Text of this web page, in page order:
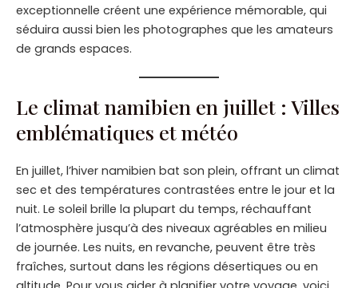
exceptionnelle créent une expérience mémorable, qui
séduira aussi bien les photographes que les amateurs
de grands espaces.
Le climat namibien en juillet : Villes
emblématiques et météo
En juillet, l’hiver namibien bat son plein, offrant un climat
sec et des températures contrastées entre le jour et la
nuit. Le soleil brille la plupart du temps, réchauffant
l’atmosphère jusqu’à des niveaux agréables en milieu
de journée. Les nuits, en revanche, peuvent être très
fraîches, surtout dans les régions désertiques ou en